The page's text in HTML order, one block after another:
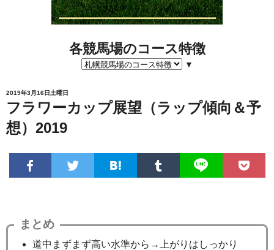
各競馬場のコース特徴
▼
2019年3月16日土曜日
フラワーカップ展望（ラップ傾向＆予
想）2019
まとめ
道中まずまず高い水準から→上がりはしっかり